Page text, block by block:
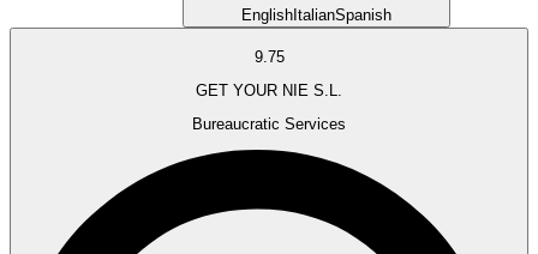
English ItalianSpanish
9.75
GET YOUR NIE S.L.
Bureaucratic Services